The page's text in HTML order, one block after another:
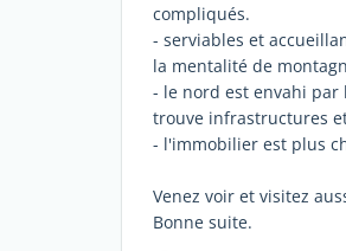
compliqués.
- serviables et
la mentalité de
- le nord est envahi par
trouve infrastructures
- l'immobilier est plus
Venez voir et visitez
Bonne suite.